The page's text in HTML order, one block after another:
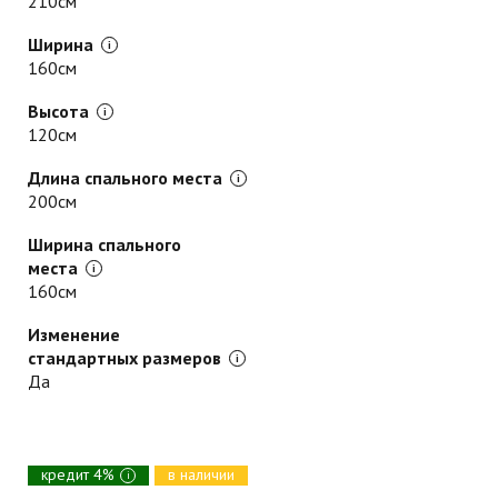
Ширина
160см
Высота
120см
Длина спального места
200см
Ширина спального
места
160см
Изменение
стандартных размеров
Да
кредит 4% i в наличии